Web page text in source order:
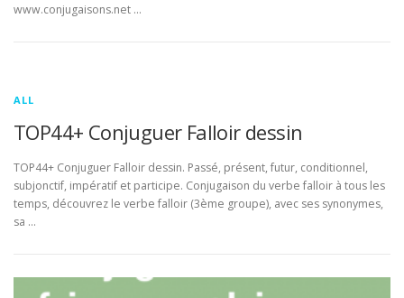
www.conjugaisons.net …
ALL
TOP44+ Conjuguer Falloir dessin
TOP44+ Conjuguer Falloir dessin. Passé, présent, futur, conditionnel,
subjonctif, impératif et participe. Conjugaison du verbe falloir à tous les
temps, découvrez le verbe falloir (3ème groupe), avec ses synonymes,
sa …